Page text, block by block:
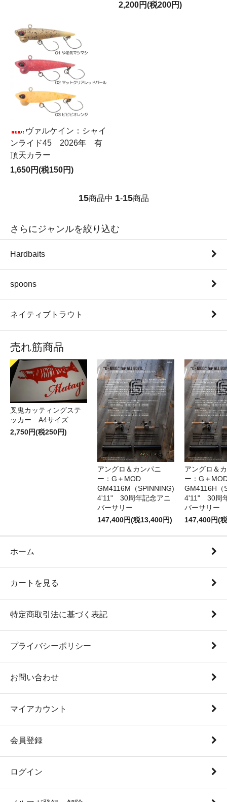
2,200円(税200円)
ヴァルケイン：シャイ
ンライド45 2026年 有
頂天カラー
1,650円(税150円)
15商品中 1-15商品
さらにジャンルを絞り込む
Hardbaits
spoons
ネイティブトラウト
売れ筋商品
叉鬼カッティングステ
ッカー A4サイズ
2,750円(税250円)
アングロ＆カンパニ
ー：G＋MOD
GM4116M（SPINNING)
4'11" 30周年記念アニ
バーサリー
147,400円(税13,400円)
アングロ＆
ー：G＋
GM4116H（
4'11" 30周
バーサリー
147,400円(
ホーム
カートを見る
特定商取引法に基づく表記
プライバシーポリシー
お問い合わせ
マイアカウント
会員登録
ログイン